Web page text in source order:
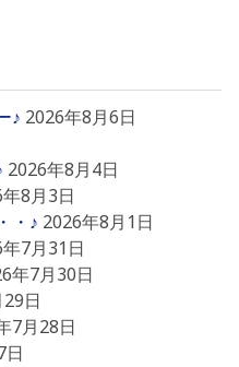
♪ 2026年8月6日
2026年8月4日
8月3日
・♪ 2026年8月1日
7月31日
年7月30日
日
7月28日
日